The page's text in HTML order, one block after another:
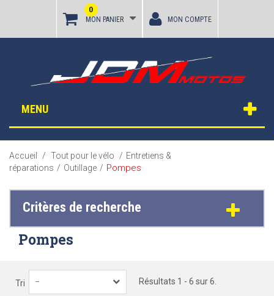
MON PANIER
0
MON COMPTE
MENU
Accueil / Tout pour le vélo / Entretiens &
réparations / Outillage / Pompes
Critères de recherche
Pompes
Tri -- Résultats 1 - 6 sur 6.